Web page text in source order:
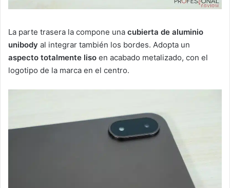
La parte trasera la compone una cubierta de aluminio
unibody al integrar también los bordes. Adopta un
aspecto totalmente liso en acabado metalizado, con el
logotipo de la marca en el centro.